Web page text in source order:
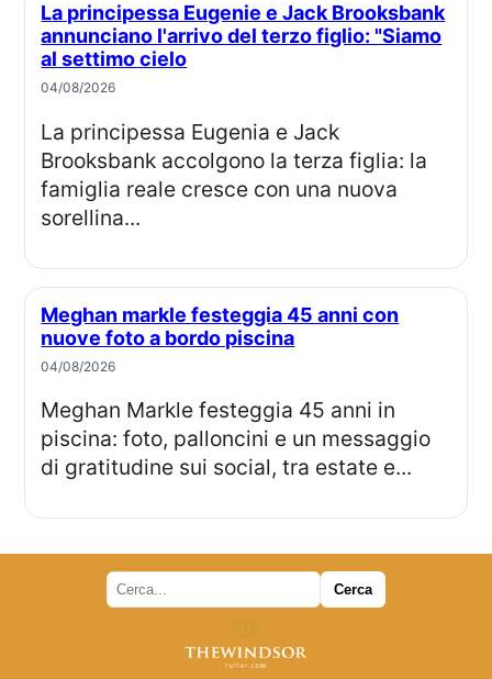
La principessa Eugenie e Jack Brooksbank
annunciano l'arrivo del terzo figlio: "Siamo
al settimo cielo
04/08/2026
La principessa Eugenia e Jack
Brooksbank accolgono la terza figlia: la
famiglia reale cresce con una nuova
sorellina...
Meghan markle festeggia 45 anni con
nuove foto a bordo piscina
04/08/2026
Meghan Markle festeggia 45 anni in
piscina: foto, palloncini e un messaggio
di gratitudine sui social, tra estate e...